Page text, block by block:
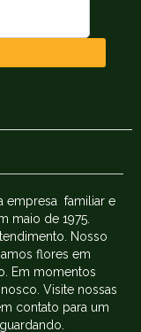
empresa familiar e
maio de 1975.
Nosso
flores em
Em momentos
Visite nossas
contato para um